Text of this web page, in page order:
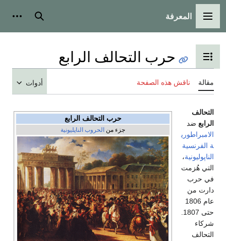
القائمة الرئيسية
المعرفة بحث
تبديل عرض جدول المحتويات
حرب التحالف الرابع
مقالة ناقش هذه الصفحة أدوات
حرب التحالف الرابع
جزء من الحروب الناپليونية
التحالف
الرابع ضد
الامبراطوري
ة الفرنسية
الناپوليونية،
التي هُزمت
في حرب
دارت من
عام 1806
شركاء
التحالف